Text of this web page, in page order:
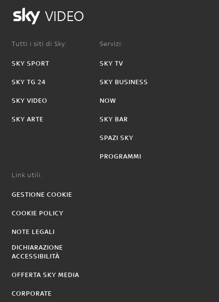
VIDEO
Tutti i siti di Sky:
SKY SPORT
SKY TG 24
SKY VIDEO
SKY ARTE
Servizi:
SKY TV
SKY BUSINESS
NOW
SKY BAR
SPAZI SKY
PROGRAMMI
Link utili:
GESTIONE COOKIE
COOKIE POLICY
NOTE LEGALI
DICHIARAZIONE
ACCESSIBILITÀ
OFFERTA SKY MEDIA
CORPORATE